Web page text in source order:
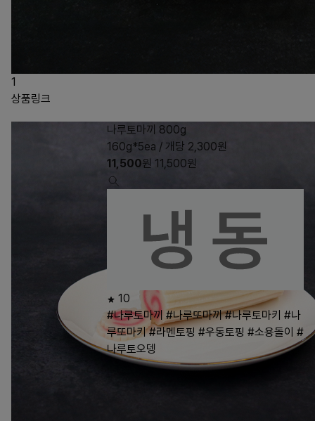
1
상품링크
나루토마끼 800g
160g*5ea / 개당 2,300원
11,500원 11,500원
10
#나루토마끼 #나루또마끼 #나루토마키 #나
루또마키 #라멘토핑 #우동토핑 #소용돌이 #
나루토오뎅